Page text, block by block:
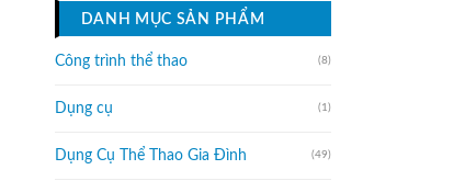
DANH MỤC SẢN PHẨM
Công trình thể thao (8)
Dụng cụ (1)
Dụng Cụ Thể Thao Gia Đình (49)